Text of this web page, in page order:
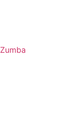
Zumba